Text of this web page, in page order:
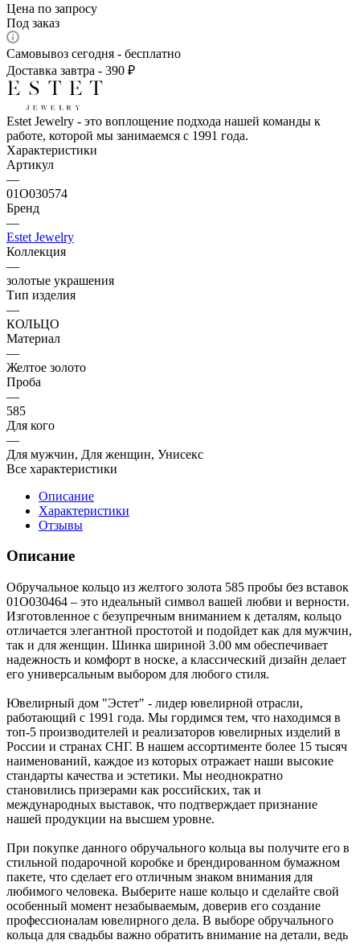
Цена по запросу
Под заказ
Самовывоз сегодня - бесплатно
Доставка завтра - 390 ₽
Estet Jewelry - это воплощение подхода нашей команды к
работе, которой мы занимаемся с 1991 года.
Характеристики
Артикул
—
01О030574
Бренд
—
Estet Jewelry
Коллекция
—
золотые украшения
Тип изделия
—
КОЛЬЦО
Материал
—
Желтое золото
Проба
—
585
Для кого
—
Для мужчин, Для женщин, Унисекс
Все характеристики
Описание
Характеристики
Отзывы
Описание
Обручальное кольцо из желтого золота 585 пробы без вставок
01О030464 – это идеальный символ вашей любви и верности.
Изготовленное с безупречным вниманием к деталям, кольцо
отличается элегантной простотой и подойдет как для мужчин,
так и для женщин. Шинка шириной 3.00 мм обеспечивает
надежность и комфорт в носке, а классический дизайн делает
его универсальным выбором для любого стиля.
Ювелирный дом "Эстет" - лидер ювелирной отрасли,
работающий с 1991 года. Мы гордимся тем, что находимся в
топ-5 производителей и реализаторов ювелирных изделий в
России и странах СНГ. В нашем ассортименте более 15 тысяч
наименований, каждое из которых отражает наши высокие
стандарты качества и эстетики. Мы неоднократно
становились призерами как российских, так и
международных выставок, что подтверждает признание
нашей продукции на высшем уровне.
При покупке данного обручального кольца вы получите его в
стильной подарочной коробке и брендированном бумажном
пакете, что сделает его отличным знаком внимания для
любимого человека. Выберите наше кольцо и сделайте свой
особенный момент незабываемым, доверив его создание
профессионалам ювелирного дела. В выборе обручального
кольца для свадьбы важно обратить внимание на детали, ведь